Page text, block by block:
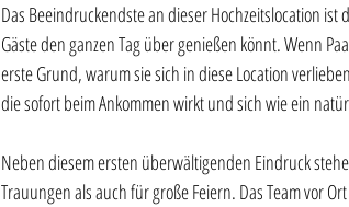
Das Beeindruckendste an dieser Hochzeitslocation
Gäste den ganzen Tag über genießen könnt. Wenn
erste Grund, warum sie sich in diese Location
die sofort beim Ankommen wirkt und sich wie ein
Neben diesem ersten überwältigenden Eindruck
Trauungen als auch für große Feiern. Das Team vor